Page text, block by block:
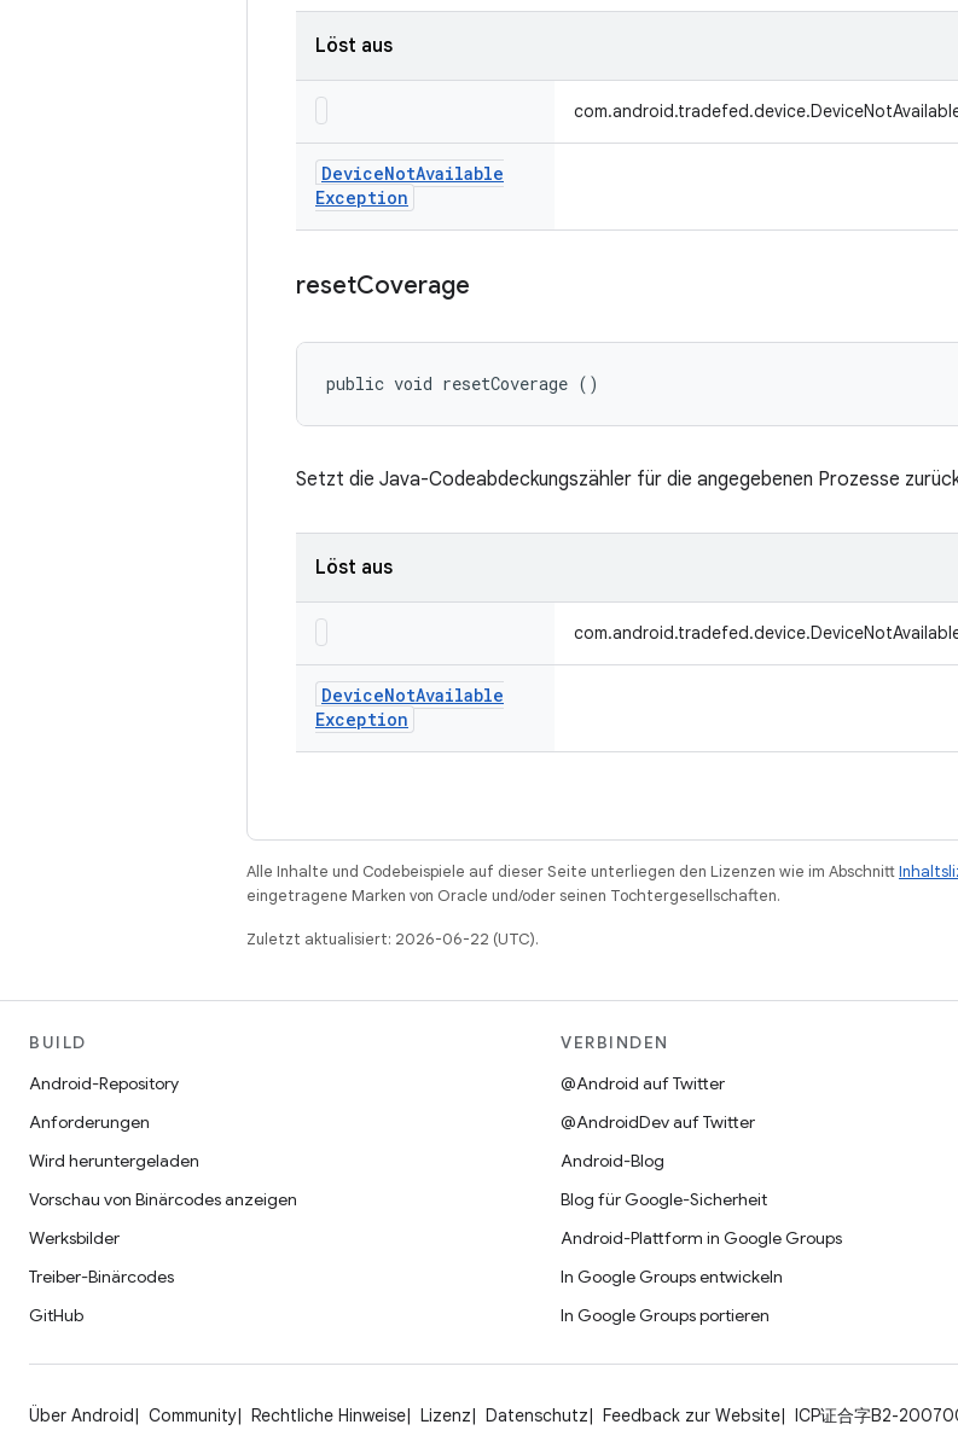
Löst aus
DeviceNotAvailable
Exception
resetCoverage
public void resetCoverage ()
Setzt die Java-Codeabdeckungszähler für die angegebenen Prozesse
Löst aus
DeviceNotAvailable
Exception
Alle Inhalte und Codebeispiele auf dieser Seite unterliegen den Lizenzen wie im Abschnitt
eingetragene Marken von Oracle und/oder seinen Tochtergesellschaften.
Zuletzt aktualisiert: 2026-06-22 (UTC).
BUILD
Android-Repository
Anforderungen
Wird heruntergeladen
Vorschau von Binärcodes anzeigen
Werksbilder
Treiber-Binärcodes
GitHub
VERBINDEN
@Android auf Twitter
@AndroidDev auf Twitter
Android-Blog
Blog für Google-Sicherheit
Android-Plattform in Google Groups
In Google Groups entwickeln
In Google Groups portieren
Über Android Community Rechtliche Hinweise Lizenz Datenschutz Feedback zur Website ICP证合字B2-